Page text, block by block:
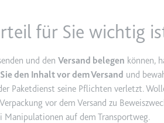
Zweck:
Verfolgt die
der Optimierung
Ablauf:
Beständig
Typ:
HTML Local Storage
__Secure-ROLLOUT_TOKEN
für Sie wichtig
und den Versand belegen können,
den Inhalt vor dem Versand und
Paketdienst seine Pflichten verletzt.
vor dem Versand zu
Manipulationen auf dem Transportweg.